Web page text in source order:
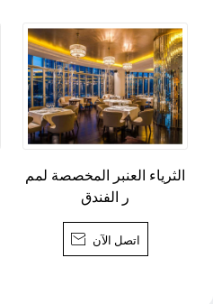
الثرياء العنبر المخصصة لمم
ر الفندق
 اتصل الآن